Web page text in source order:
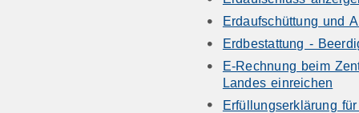
Erdaufschüttung und
Erdbestattung -
E-Rechnung beim
Landes einreichen
Erfüllungserklärung